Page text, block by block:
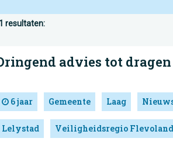
1 resultaten:
advies tot
6 jaar Gemeente Laag
Lelystad Veiligheidsregio Flevoland